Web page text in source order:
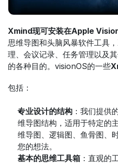
Xmind现可安装在Apple
思维导图和头脑风暴软件工具
理、会议记录、任务管理以及
的各种目的。visionOS的一些
包括：
专业设计的结构 ：我们提供
维导图结构，适用于特定的
维导图、逻辑图、鱼骨图、
您的想法。
基本的思维工具箱 ：直观的